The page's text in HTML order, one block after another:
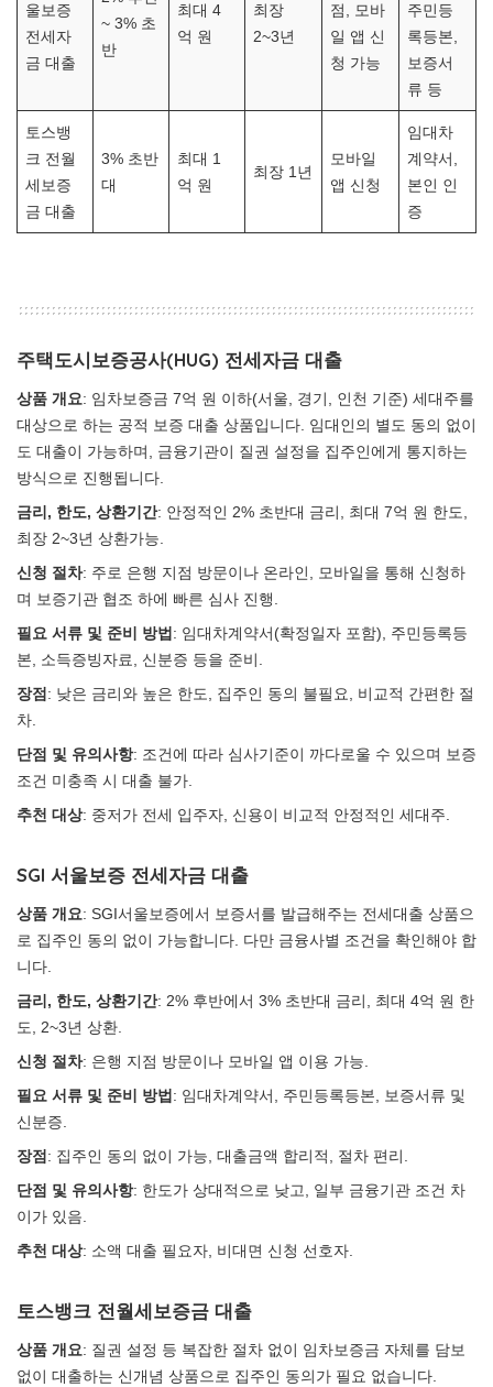
울보증
전세자
금 대출
~ 3% 초
반
최대 4
억 원
최장
2~3년
점, 모바
일 앱 신
청 가능
주민등
록등본,
보증서
류 등
토스뱅
크 전월
세보증
금 대출
3% 초반
대
최대 1
억 원
최장 1년
모바일
앱 신청
임대차
계약서,
본인 인
증
주택도시보증공사(HUG) 전세자금 대출
상품 개요: 임차보증금 7억 원 이하(서울, 경기, 인천 기준) 세대주를
대상으로 하는 공적 보증 대출 상품입니다. 임대인의 별도 동의 없이
도 대출이 가능하며, 금융기관이 질권 설정을 집주인에게 통지하는
방식으로 진행됩니다.
금리, 한도, 상환기간: 안정적인 2% 초반대 금리, 최대 7억 원 한도,
최장 2~3년 상환가능.
신청 절차: 주로 은행 지점 방문이나 온라인, 모바일을 통해 신청하
며 보증기관 협조 하에 빠른 심사 진행.
필요 서류 및 준비 방법 : 임대차계약서(확정일자 포함), 주민등록등
본, 소득증빙자료, 신분증 등을 준비.
장점 : 낮은 금리와 높은 한도, 집주인 동의 불필요, 비교적 간편한 절
차.
단점 및 유의사항: 조건에 따라 심사기준이 까다로울 수 있으며 보증
조건 미충족 시 대출 불가.
추천 대상: 중저가 전세 입주자, 신용이 비교적 안정적인 세대주.
SGI 서울보증 전세자금 대출
상품 개요: SGI서울보증에서 보증서를 발급해주는 전세대출 상품으
로 집주인 동의 없이 가능합니다. 다만 금융사별 조건을 확인해야 합
니다.
금리, 한도, 상환기간: 2% 후반에서 3% 초반대 금리, 최대 4억 원 한
도, 2~3년 상환.
신청 절차: 은행 지점 방문이나 모바일 앱 이용 가능.
필요 서류 및 준비 방법 : 임대차계약서, 주민등록등본, 보증서류 및
신분증.
장점 : 집주인 동의 없이 가능, 대출금액 합리적, 절차 편리.
단점 및 유의사항: 한도가 상대적으로 낮고, 일부 금융기관 조건 차
이가 있음.
추천 대상: 소액 대출 필요자, 비대면 신청 선호자.
토스뱅크 전월세보증금 대출
상품 개요: 질권 설정 등 복잡한 절차 없이 임차보증금 자체를 담보
없이 대출하는 신개념 상품으로 집주인 동의가 필요 없습니다.